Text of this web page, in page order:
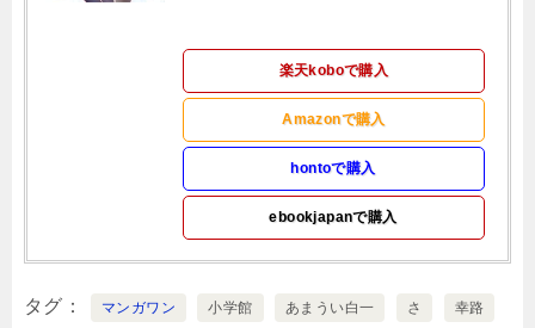
楽天koboで購入
Amazonで購入
hontoで購入
ebookjapanで購入
タグ マンガワン 小学館 あまうい白一 さ 幸路